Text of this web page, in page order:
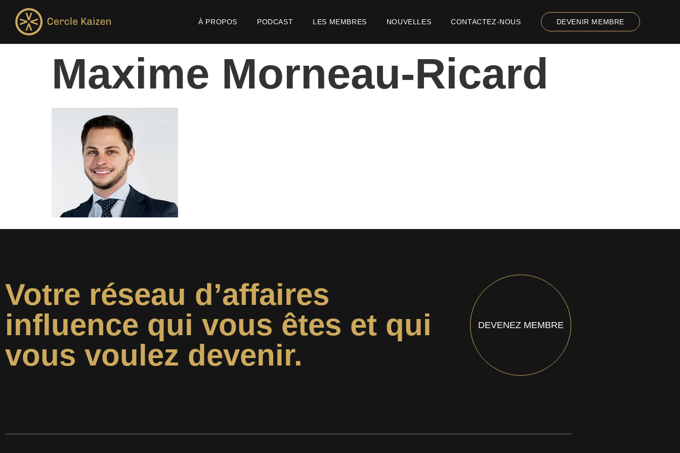
À PROPOS PODCAST LES MEMBRES NOUVELLES CONTACTEZ-NOUS DEVENIR MEMBRE
Maxime Morneau-Ricard
Votre réseau d’affaires
influence qui vous êtes et qui
vous voulez devenir.
DEVENEZ MEMBRE